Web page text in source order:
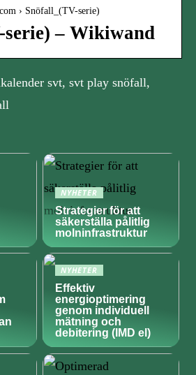
› Snöfall_(TV-serie)
– Wikiwand
svt, svt play snöfall,
NYHETER
Strategier för att
säkerställa pålitlig
molninfrastruktur
NYHETER
Effektiv
energioptimering
genom individuell
mätning och
debitering (IMD el)